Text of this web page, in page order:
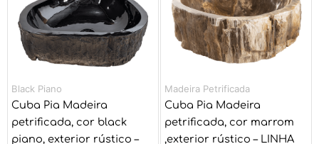
Black Piano
Cuba Pia Madeira
petrificada, cor black
piano, exterior rústico –
Madeira Petrificada
Cuba Pia Madeira
petrificada, cor marrom
,exterior rústico – LINHA